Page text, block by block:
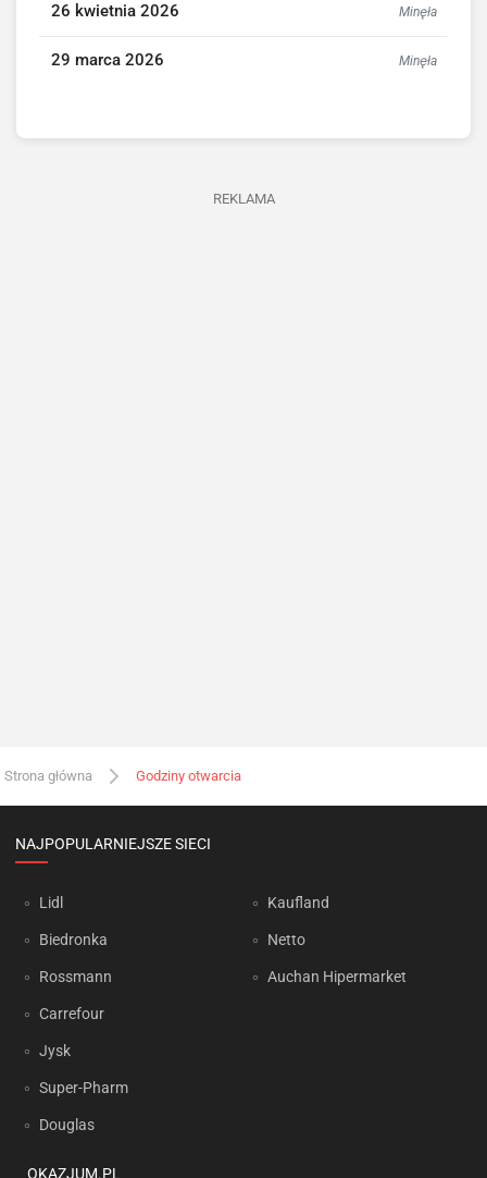
26 kwietnia 2026 Minęła
29 marca 2026 Minęła
REKLAMA
Strona główna Godziny otwarcia
NAJPOPULARNIEJSZE SIECI
Lidl
Biedronka
Rossmann
Carrefour
Jysk
Super-Pharm
Douglas
Kaufland
Netto
Auchan Hipermarket
OKAZJUM.PL